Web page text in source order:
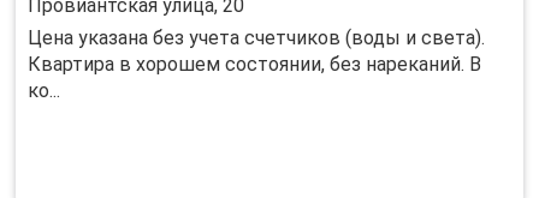
Провиантская улица, 20
Цена указана без учета счетчиков (воды и света).
Квартира в хорошем состоянии, без нареканий. В
ко...